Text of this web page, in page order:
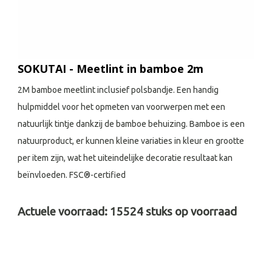
SOKUTAI - Meetlint in bamboe 2m
2M bamboe meetlint inclusief polsbandje. Een handig
hulpmiddel voor het opmeten van voorwerpen met een
natuurlijk tintje dankzij de bamboe behuizing. Bamboe is een
natuurproduct, er kunnen kleine variaties in kleur en grootte
per item zijn, wat het uiteindelijke decoratie resultaat kan
beïnvloeden. FSC®-certified
Actuele voorraad: 15524 stuks op voorraad